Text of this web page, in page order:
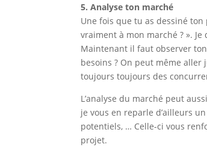
5. Analyse ton marché
Une fois que tu as dessiné ton
vraiment à mon marché ? ».
Maintenant il faut observer
besoins ? On peut même aller
toujours toujours des
L’analyse du marché peut
je vous en reparle d’ailleurs
potentiels, … Celle-ci vous
projet.